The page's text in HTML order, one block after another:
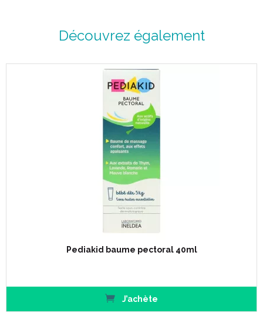
Découvrez également
Pediakid baume pectoral 40ml
J’achète